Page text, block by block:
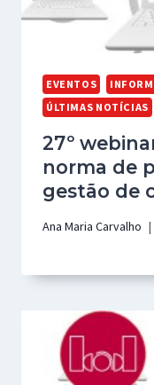
EVENTOS
ÚLTIMAS NOTÍCIAS
27º
norma de
gestão de
Ana Maria Carvalho